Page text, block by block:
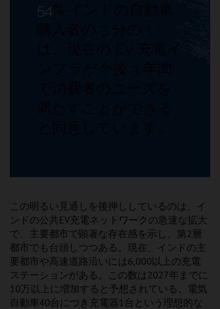
54
は、現在の EV 充電イ
この明るい見通しを後押ししているのは、イ
ンドの公共EV充電ネットワークの急速な拡大
で、主要都市で顕著な存在感を示し、第2層
都市でも台頭しつつある。現在、インドの主
要都市や高速道路沿いには6,000以上の充電
ステーションがある。この数は2027年までに
10万以上に増加すると予想されている。電気
自動車40台につき充電器1台という理想的な